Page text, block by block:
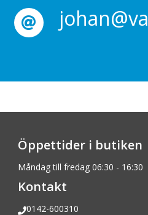
Öppettider i butiken
Måndag till fredag 06:30 - 16:30
Kontakt
0142-600310